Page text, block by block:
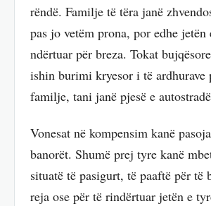
rëndë. Familje të tëra janë
pas jo vetëm prona, por edhe jetën
ndërtuar për breza. Tokat
ishin burimi kryesor i të ardhurave
familje, tani janë pjesë e
Vonesat në kompensim kanë
banorët. Shumë prej tyre kanë
situatë të pasigurt, të paaftë për të
reja ose për të rindërtuar jetën e